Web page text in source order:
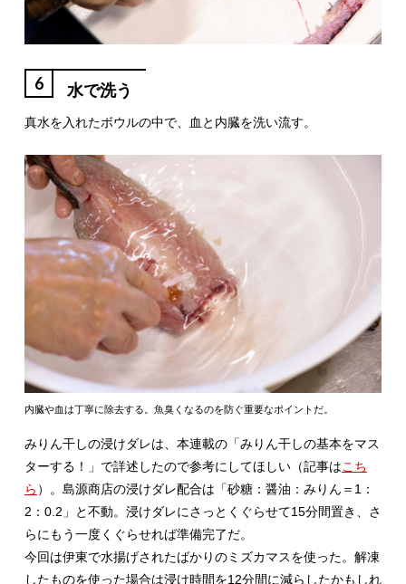
6 水で洗う
真水を入れたボウルの中で、血と内臓を洗い流す。
内臓や血は丁寧に除去する。魚臭くなるのを防ぐ重要なポイントだ。
みりん干しの浸けダレは、本連載の「みりん干しの基本をマス
ターする！」で詳述したので参考にしてほしい（記事はこち
ら ）。島源商店の浸けダレ配合は「砂糖：醤油：みりん＝1：
2：0.2」と不動。浸けダレにさっとくぐらせて15分間置き、さ
らにもう一度くぐらせれば準備完了だ。
今回は伊東で水揚げされたばかりのミズカマスを使った。解凍
したものを使った場合は浸け時間を12分間に減らしたかもしれ